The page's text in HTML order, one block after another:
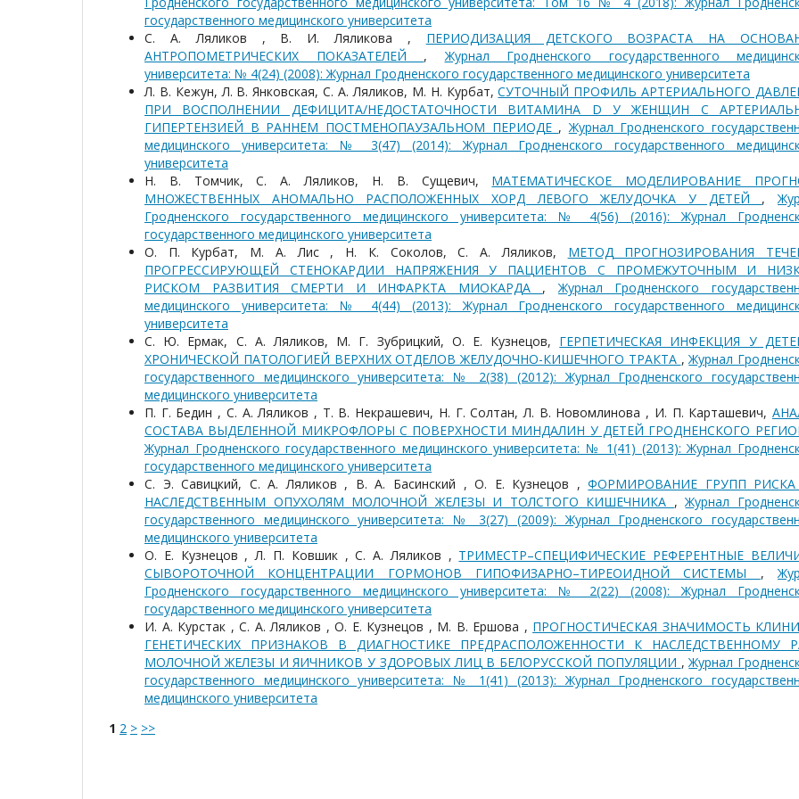
государственного медицинского университета
С. А. Ляликов , В. И. Ляликова , ПЕРИОДИЗАЦИЯ ДЕТСКОГО ВОЗРАСТА НА
АНТРОПОМЕТРИЧЕСКИХ ПОКАЗАТЕЛЕЙ ,Журнал Гродненского государственного
университета: № 4(24) (2008): Журнал Гродненского государственного медицинского университета
Л. В. Кежун, Л. В. Янковская, С. А. Ляликов, М. Н. Курбат,СУТОЧНЫЙ ПРОФИЛЬ АРТЕРИАЛЬНОГО
ПРИ ВОСПОЛНЕНИИ ДЕФИЦИТА/НЕДОСТАТОЧНОСТИ ВИТАМИНА D У ЖЕНЩИН С
ГИПЕРТЕНЗИЕЙ В РАННЕМ ПОСТМЕНОПАУЗАЛЬНОМ ПЕРИОДЕ ,Журнал Гродненского
медицинского университета: № 3(47) (2014): Журнал Гродненского государственного
университета
Н. В. Томчик, С. А. Ляликов, Н. В. Сущевич, МАТЕМАТИЧЕСКОЕ МОДЕЛИРОВАНИЕ
МНОЖЕСТВЕННЫХ АНОМАЛЬНО РАСПОЛОЖЕННЫХ ХОРД ЛЕВОГО ЖЕЛУДОЧКА У ДЕТЕЙ ,
Гродненского государственного медицинского университета: № 4(56) (2016): Журнал
государственного медицинского университета
О. П. Курбат, М. А. Лис , Н. К. Соколов, С. А. Ляликов, МЕТОД ПРОГНОЗИРОВАНИЯ
ПРОГРЕССИРУЮЩЕЙ СТЕНОКАРДИИ НАПРЯЖЕНИЯ У ПАЦИЕНТОВ С ПРОМЕЖУТОЧНЫМ И
РИСКОМ РАЗВИТИЯ СМЕРТИ И ИНФАРКТА МИОКАРДА ,Журнал Гродненского
медицинского университета: № 4(44) (2013): Журнал Гродненского государственного
университета
С. Ю. Ермак, С. А. Ляликов, М. Г. Зубрицкий, О. Е. Кузнецов, ГЕРПЕТИЧЕСКАЯ ИНФЕКЦИЯ У
ХРОНИЧЕСКОЙ ПАТОЛОГИЕЙ ВЕРХНИХ ОТДЕЛОВ ЖЕЛУДОЧНО-КИШЕЧНОГО ТРАКТА ,Журнал
государственного медицинского университета: № 2(38) (2012): Журнал Гродненского
медицинского университета
П. Г. Бедин , С. А. Ляликов , Т. В. Некрашевич, Н. Г. Солтан, Л. В. Новомлинова , И. П. Карташевич,
СОСТАВА ВЫДЕЛЕННОЙ МИКРОФЛОРЫ С ПОВЕРХНОСТИ МИНДАЛИН У ДЕТЕЙ ГРОДНЕНСКОГО
Журнал Гродненского государственного медицинского университета: № 1(41) (2013): Журнал
государственного медицинского университета
С. Э. Савицкий, С. А. Ляликов , В. А. Басинский , О. Е. Кузнецов ,ФОРМИРОВАНИЕ ГРУПП
НАСЛЕДСТВЕННЫМ ОПУХОЛЯМ МОЛОЧНОЙ ЖЕЛЕЗЫ И ТОЛСТОГО КИШЕЧНИКА ,Журнал
государственного медицинского университета: № 3(27) (2009): Журнал Гродненского
медицинского университета
О. Е. Кузнецов , Л. П. Ковшик , С. А. Ляликов , ТРИМЕСТР–СПЕЦИФИЧЕСКИЕ РЕФЕРЕНТНЫЕ
СЫВОРОТОЧНОЙ КОНЦЕНТРАЦИИ ГОРМОНОВ ГИПОФИЗАРНО–ТИРЕОИДНОЙ СИСТЕМЫ ,
Гродненского государственного медицинского университета: № 2(22) (2008): Журнал
государственного медицинского университета
И. А. Курстак , С. А. Ляликов , О. Е. Кузнецов , М. В. Ершова , ПРОГНОСТИЧЕСКАЯ ЗНАЧИМОСТЬ
ГЕНЕТИЧЕСКИХ ПРИЗНАКОВ В ДИАГНОСТИКЕ ПРЕДРАСПОЛОЖЕННОСТИ К НАСЛЕДСТВЕННОМУ
МОЛОЧНОЙ ЖЕЛЕЗЫ И ЯИЧНИКОВ У ЗДОРОВЫХ ЛИЦ В БЕЛОРУССКОЙ ПОПУЛЯЦИИ ,Журнал
государственного медицинского университета: № 1(41) (2013): Журнал Гродненского
медицинского университета
1 2 > >>